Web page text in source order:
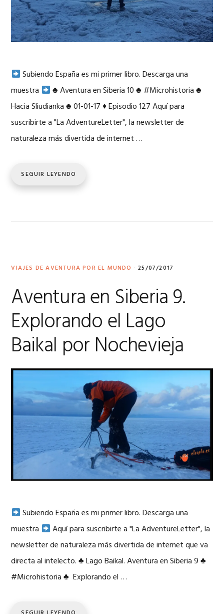
Subiendo España es mi primer libro. Descarga una
muestra
♣Aventura en Siberia 10♣ #Microhistoria♣
Hacia Sliudianka♣01-01-17♦Episodio 127 Aquí para
suscribirte a "La AdventureLetter", la newsletter de
naturaleza más divertida de internet …
SEGUIR LEYENDO
VIAJES DE AVENTURA POR EL MUNDO · 25/07/2017
Aventura en Siberia 9.
Explorando el Lago
Baikal por Nochevieja
Subiendo España es mi primer libro. Descarga una
muestra
Aquí para suscribirte a "La AdventureLetter", la
newsletter de naturaleza más divertida de internet que va
directa al intelecto.♣Lago Baikal. Aventura en Siberia 9♣
#Microhistoria♣ Explorando el …